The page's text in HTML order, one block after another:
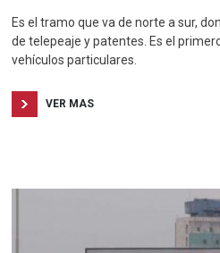
Es el tramo que va de norte a sur,
de telepeaje y patentes. Es el
vehículos particulares.
VER MAS